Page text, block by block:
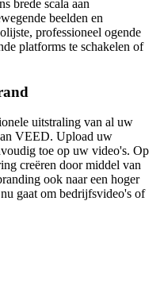
brede scala aan
beelden en
professioneel ogende
platforms te schakelen of
uitstraling van al uw
VEED. Upload uw
toe op uw video's. Op
creëren door middel van
ook naar een hoger
gaat om bedrijfsvideo's of